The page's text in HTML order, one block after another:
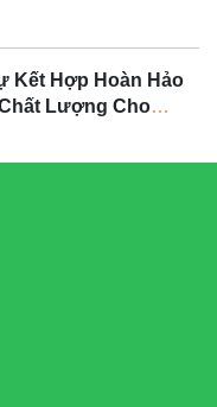
Kết Hợp Hoàn Hảo
Lượng Cho